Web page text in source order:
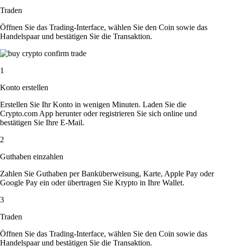
Traden
Öffnen Sie das Trading-Interface, wählen Sie den Coin sowie das
Handelspaar und bestätigen Sie die Transaktion.
1
Konto erstellen
Erstellen Sie Ihr Konto in wenigen Minuten. Laden Sie die
Crypto.com App herunter oder registrieren Sie sich online und
bestätigen Sie Ihre E-Mail.
2
Guthaben einzahlen
Zahlen Sie Guthaben per Banküberweisung, Karte, Apple Pay oder
Google Pay ein oder übertragen Sie Krypto in Ihre Wallet.
3
Traden
Öffnen Sie das Trading-Interface, wählen Sie den Coin sowie das
Handelspaar und bestätigen Sie die Transaktion.